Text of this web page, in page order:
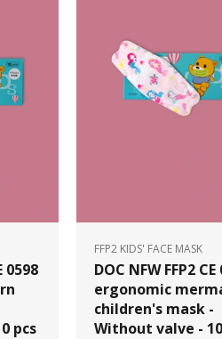
0598
pcs
FFP2 KIDS' FACE MASK
DOC NFW FFP2 CE
ergonomic
children's mask -
Without valve -